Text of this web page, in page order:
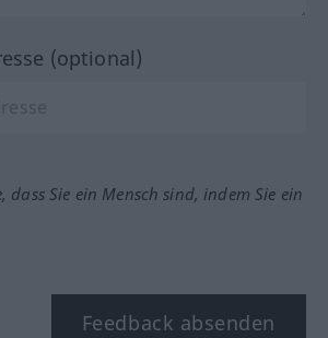
(optional)
dass Sie ein Mensch sind, indem Sie ein
Feedback absenden